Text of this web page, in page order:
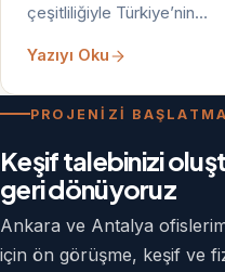
çeşitliliğiyle Türkiye’nin…
Yazıyı Oku
PROJENİZİ
Keşif talebinizi
geri dönüyoruz
Ankara ve Antalya
için ön görüşme, keşif ve